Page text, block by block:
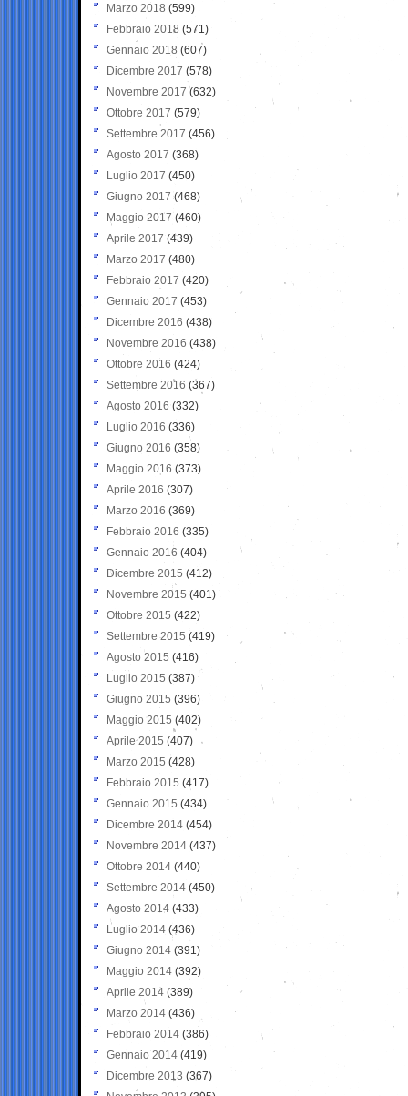
Marzo 2018 (599)
Febbraio 2018 (571)
Gennaio 2018 (607)
Dicembre 2017 (578)
Novembre 2017 (632)
Ottobre 2017 (579)
Settembre 2017 (456)
Agosto 2017 (368)
Luglio 2017 (450)
Giugno 2017 (468)
Maggio 2017 (460)
Aprile 2017 (439)
Marzo 2017 (480)
Febbraio 2017 (420)
Gennaio 2017 (453)
Dicembre 2016 (438)
Novembre 2016 (438)
Ottobre 2016 (424)
Settembre 2016 (367)
Agosto 2016 (332)
Luglio 2016 (336)
Giugno 2016 (358)
Maggio 2016 (373)
Aprile 2016 (307)
Marzo 2016 (369)
Febbraio 2016 (335)
Gennaio 2016 (404)
Dicembre 2015 (412)
Novembre 2015 (401)
Ottobre 2015 (422)
Settembre 2015 (419)
Agosto 2015 (416)
Luglio 2015 (387)
Giugno 2015 (396)
Maggio 2015 (402)
Aprile 2015 (407)
Marzo 2015 (428)
Febbraio 2015 (417)
Gennaio 2015 (434)
Dicembre 2014 (454)
Novembre 2014 (437)
Ottobre 2014 (440)
Settembre 2014 (450)
Agosto 2014 (433)
Luglio 2014 (436)
Giugno 2014 (391)
Maggio 2014 (392)
Aprile 2014 (389)
Marzo 2014 (436)
Febbraio 2014 (386)
Gennaio 2014 (419)
Dicembre 2013 (367)